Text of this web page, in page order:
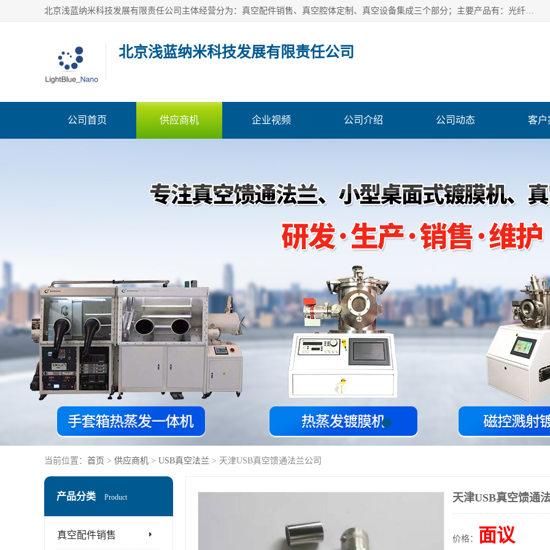
北京浅蓝纳米科技发展有限责任公司主体经营分为：真空配件销售、真空腔体定制、真空设备集成三个部分；主要产品有：光纤真空馈通法兰、光纤真空法兰、光纤法兰、低损耗光纤真空法兰；源瓶、ALD源瓶、MO源瓶、CVD源瓶、50ml源瓶现货、隔膜阀、波纹管密封阀；真空航插电极法兰、电极法兰、真空法兰、信号法兰、陶封电极法兰、D型真空电极；真空腔体定制、磁控溅射、热蒸发镀膜机、PE-CVD、ALD；
北京浅蓝纳米科技发展有限责任公司
公司首页 供应商机 企业视频 公司介绍 公司动态 客户
当前位置： 首页 > 供应商机 > USB真空法兰 > 天津USB真空馈通法兰公司
产品分类 Product
真空配件销售
天津USB真空馈通
价格： 面议